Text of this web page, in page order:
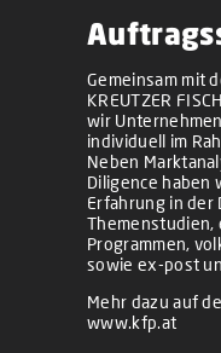
Gemeinsam mit
KREUTZER
wir
individuell im
Neben
Diligence haben
Erfahrung in der
Themenstudien,
Programmen,
sowie ex-post
Mehr dazu auf
www.kfp.at